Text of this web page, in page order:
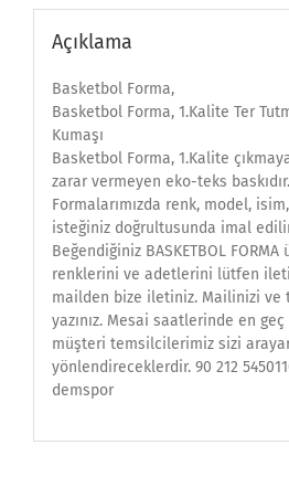
Açıklama
Basketbol Forma,
Basketbol Forma, 1.Kalite Ter
Kumaşı
Basketbol Forma, 1.Kalite
zarar vermeyen eko-teks baskıdır.
Formalarımızda renk, model,
isteğiniz doğrultusunda imal
Beğendiğiniz BASKETBOL
renklerini ve adetlerini lütfen
mailden bize iletiniz. Mailinizi ve
yazınız. Mesai saatlerinde en
müşteri temsilcilerimiz sizi
yönlendireceklerdir. 90 212
demspor